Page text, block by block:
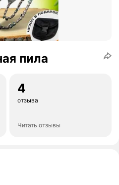
пила
4
отзыва
Читать отзывы